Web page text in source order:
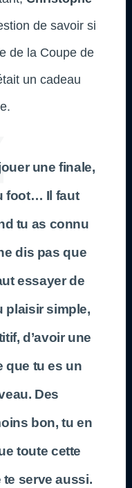
de savoir si
de la Coupe de
un cadeau
une finale,
foot… Il faut
tu as connu
dis pas que
essayer de
plaisir simple,
d’avoir une
que tu es un
Des
bon, tu en
toute cette
serve aussi.